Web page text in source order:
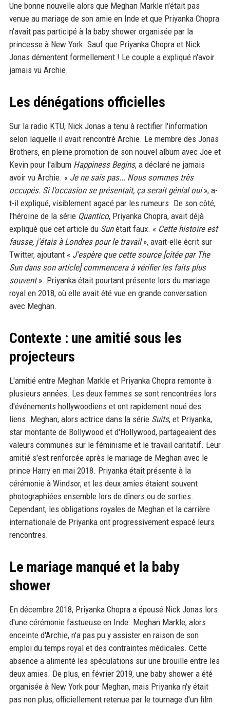
Une bonne nouvelle alors que Meghan Markle n'était pas
venue au mariage de son amie en Inde et que Priyanka Chopra
n'avait pas participé à la baby shower organisée par la
princesse à New York. Sauf que Priyanka Chopra et Nick
Jonas démentent formellement ! Le couple a expliqué n'avoir
jamais vu Archie.
Les dénégations officielles
Sur la radio KTU, Nick Jonas a tenu à rectifier l'information
selon laquelle il avait rencontré Archie. Le membre des Jonas
Brothers, en pleine promotion de son nouvel album avec Joe et
Kevin pour l'album Happiness Begins, a déclaré ne jamais
avoir vu Archie. « Je ne sais pas... Nous sommes très
occupés. Si l'occasion se présentait, ça serait génial oui», a-
t-il expliqué, visiblement agacé par les rumeurs. De son côté,
l'héroïne de la série Quantico, Priyanka Chopra, avait déjà
expliqué que cet article du Sunétait faux. « Cette histoire est
fausse, j'étais à Londres pour le travail», avait-elle écrit sur
Twitter, ajoutant « J'espère que cette source [citée par The
Sun dans son article] commencera à vérifier les faits plus
souvent». Priyanka était pourtant présente lors du mariage
royal en 2018, où elle avait été vue en grande conversation
avec Meghan.
Contexte : une amitié sous les
projecteurs
L'amitié entre Meghan Markle et Priyanka Chopra remonte à
plusieurs années. Les deux femmes se sont rencontrées lors
d'événements hollywoodiens et ont rapidement noué des
liens. Meghan, alors actrice dans la série Suits, et Priyanka,
star montante de Bollywood et d'Hollywood, partageaient des
valeurs communes sur le féminisme et le travail caritatif. Leur
amitié s'est renforcée après le mariage de Meghan avec le
prince Harry en mai 2018. Priyanka était présente à la
cérémonie à Windsor, et les deux amies étaient souvent
photographiées ensemble lors de dîners ou de sorties.
Cependant, les obligations royales de Meghan et la carrière
internationale de Priyanka ont progressivement espacé leurs
rencontres.
Le mariage manqué et la baby
shower
En décembre 2018, Priyanka Chopra a épousé Nick Jonas lors
d'une cérémonie fastueuse en Inde. Meghan Markle, alors
enceinte d'Archie, n'a pas pu y assister en raison de son
emploi du temps royal et des contraintes médicales. Cette
absence a alimenté les spéculations sur une brouille entre les
deux amies. De plus, en février 2019, une baby shower a été
organisée à New York pour Meghan, mais Priyanka n'y était
pas non plus, officiellement retenue par le tournage d'un film.